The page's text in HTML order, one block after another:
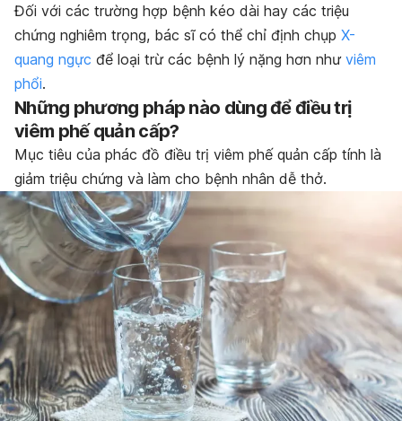
Đối với các trường hợp bệnh kéo dài hay các triệu
chứng nghiêm trọng, bác sĩ có thể chỉ định chụp X-
quang ngực để loại trừ các bệnh lý nặng hơn như viêm
phổi.
Những phương pháp nào dùng để điều trị
viêm phế quản cấp?
Mục tiêu của phác đồ điều trị viêm phế quản cấp tính là
giảm triệu chứng và làm cho bệnh nhân dễ thở.